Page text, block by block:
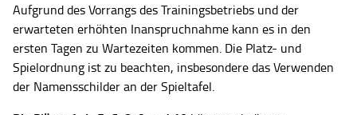
Aufgrund des Vorrangs des Trainingsbetriebs und der
erwarteten erhöhten Inanspruchnahme kann es in den
ersten Tagen zu Wartezeiten kommen. Die Platz- und
Spielordnung ist zu beachten, insbesondere das Verwenden
der Namensschilder an der Spieltafel.